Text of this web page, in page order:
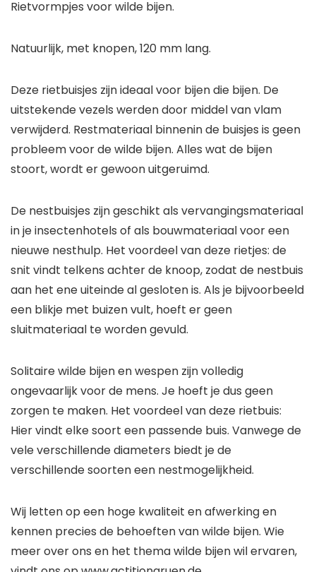
Rietvormpjes voor wilde bijen.
Natuurlijk, met knopen, 120 mm lang.
Deze rietbuisjes zijn ideaal voor bijen die bijen. De
uitstekende vezels werden door middel van vlam
verwijderd. Restmateriaal binnenin de buisjes is geen
probleem voor de wilde bijen. Alles wat de bijen
stoort, wordt er gewoon uitgeruimd.
De nestbuisjes zijn geschikt als vervangingsmateriaal
in je insectenhotels of als bouwmateriaal voor een
nieuwe nesthulp. Het voordeel van deze rietjes: de
snit vindt telkens achter de knoop, zodat de nestbuis
aan het ene uiteinde al gesloten is. Als je bijvoorbeeld
een blikje met buizen vult, hoeft er geen
sluitmateriaal te worden gevuld.
Solitaire wilde bijen en wespen zijn volledig
ongevaarlijk voor de mens. Je hoeft je dus geen
zorgen te maken. Het voordeel van deze rietbuis:
Hier vindt elke soort een passende buis. Vanwege de
vele verschillende diameters biedt je de
verschillende soorten een nestmogelijkheid.
Wij letten op een hoge kwaliteit en afwerking en
kennen precies de behoeften van wilde bijen. Wie
meer over ons en het thema wilde bijen wil ervaren,